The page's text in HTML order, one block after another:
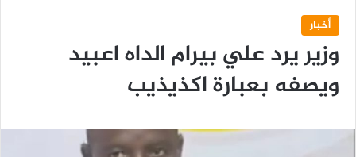
أخبار
وزير يرد علي بيرام الداه اعبيد
ويصفه بعبارة اكذيذيب